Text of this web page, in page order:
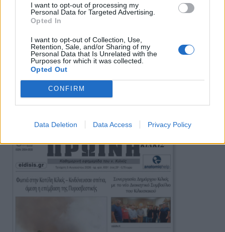
I want to opt-out of processing my
Personal Data for Targeted Advertising.
Opted In
I want to opt-out of Collection, Use,
Retention, Sale, and/or Sharing of my
Personal Data that Is Unrelated with the
Purposes for which it was collected.
Opted Out
CONFIRM
Data Deletion Data Access Privacy Policy
Πρωινή